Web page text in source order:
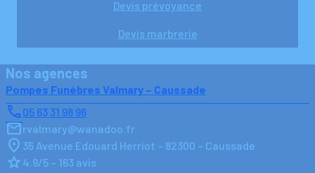
Devis prévoyance
Devis marbrerie
Nos agences
Pompes Funèbres Valmary – Caussade
05 63 31 98 96
rvalmary@wanadoo.fr
35 Avenue Edouard Herriot – 82300 – Caussade
4.9/5 – 163 avis